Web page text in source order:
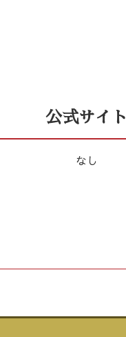
公式サイト
なし